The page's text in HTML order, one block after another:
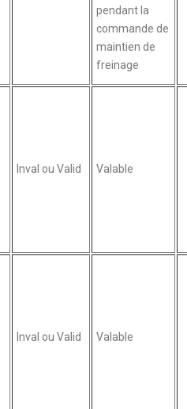
pendant la
commande de
maintien de
freinage
Inval ou Valid Valable
Inval ou Valid Valable